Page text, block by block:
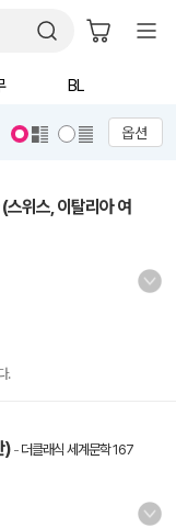
BL
옵션
위스, 이탈리아 여
.
) - 더클래식 세계문학 167